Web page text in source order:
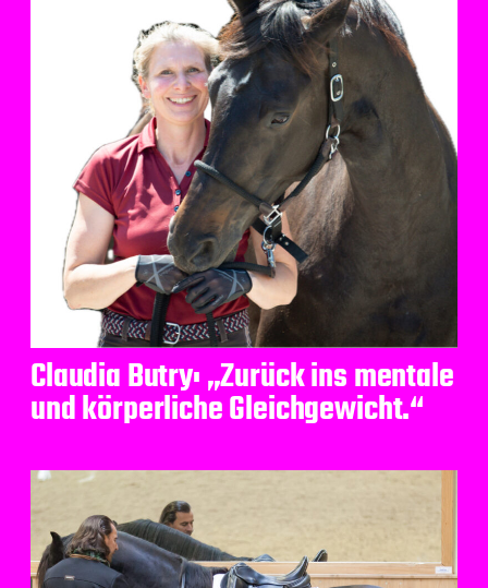
Claudia Butry: „Zurück ins mentale
und körperliche Gleichgewicht.“